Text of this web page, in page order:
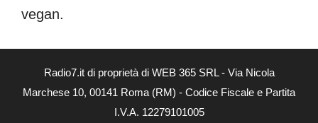
vegan.
Radio7.it di proprietà di WEB 365 SRL - Via Nicola
Marchese 10, 00141 Roma (RM) - Codice Fiscale e Partita
I.V.A. 12279101005